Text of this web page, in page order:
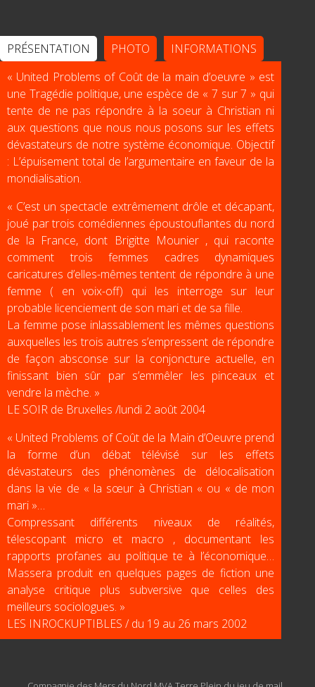
PRÉSENTATION PHOTO
INFORMATIONS
« United Problems of Coût de la main d’oeuvre » est
une Tragédie politique, une espèce de « 7 sur 7 » qui
tente de ne pas répondre à la soeur à Christian ni
aux questions que nous nous posons sur les effets
dévastateurs de notre système économique. Objectif
: L’épuisement total de l’argumentaire en faveur de la
mondialisation.
« C’est un spectacle extrêmement drôle et décapant,
joué par trois comédiennes époustouflantes du nord
de la France, dont Brigitte Mounier , qui raconte
comment trois femmes cadres dynamiques
caricatures d’elles-mêmes tentent de répondre à une
femme ( en voix-off) qui les interroge sur leur
probable licenciement de son mari et de sa fille.
La femme pose inlassablement les mêmes questions
auxquelles les trois autres s’empressent de répondre
de façon absconse sur la conjoncture actuelle, en
finissant bien sûr par s’emmêler les pinceaux et
vendre la mèche. »
LE SOIR de Bruxelles /lundi 2 août 2004
« United Problems of Coût de la Main d’Oeuvre prend
la forme d’un débat télévisé sur les effets
dévastateurs des phénomènes de délocalisation
dans la vie de « la sœur à Christian « ou « de mon
mari »…
Compressant différents niveaux de réalités,
télescopant micro et macro , documentant les
rapports profanes au politique te à l’économique…
Massera produit en quelques pages de fiction une
analyse critique plus subversive que celles des
meilleurs sociologues. »
LES INROCKUPTIBLES / du 19 au 26 mars 2002